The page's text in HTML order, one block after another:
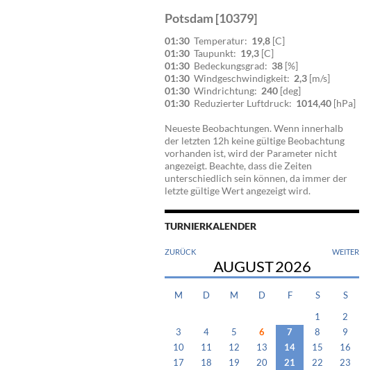
Potsdam [10379]
01:30 Temperatur: 19,8 [C]
01:30 Taupunkt: 19,3 [C]
01:30 Bedeckungsgrad: 38 [%]
01:30 Windgeschwindigkeit: 2,3 [m/s]
01:30 Windrichtung: 240 [deg]
01:30 Reduzierter Luftdruck: 1014,40 [hPa]
Neueste Beobachtungen. Wenn innerhalb
der letzten 12h keine gültige Beobachtung
vorhanden ist, wird der Parameter nicht
angezeigt. Beachte, dass die Zeiten
unterschiedlich sein können, da immer der
letzte gültige Wert angezeigt wird.
TURNIERKALENDER
ZURÜCK WEITER
AUGUST2026
M D M D F S S
1
2
3
4 5 6 7 8
9
10
11 12 13 14 15
16
17
18 19 20 21 22
23